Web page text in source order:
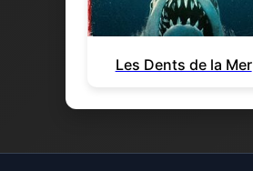
Les Dents de la Mer